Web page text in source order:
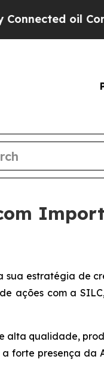
oil
sua estratégia de
ações com a
alta qualidade,
forte presença da